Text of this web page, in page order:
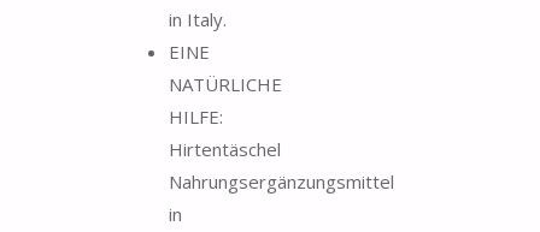
in Italy.
EINE
NATÜRLICHE
HILFE:
Hirtentäschel
Nahrungsergänzungsmittel
in